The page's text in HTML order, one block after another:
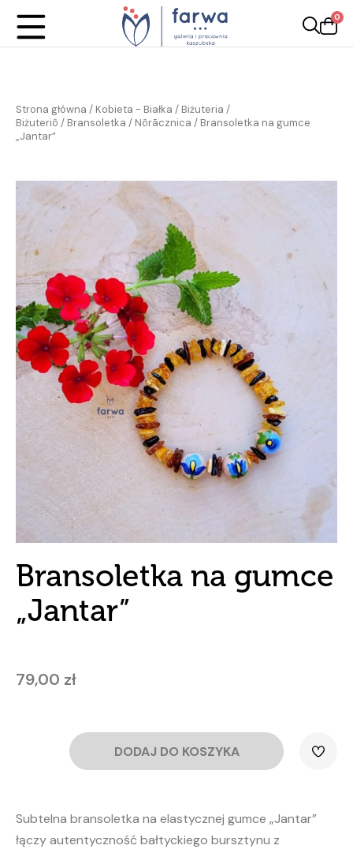
0
Strona główna / Kobieta - Białka / Biżuteria /
Biżuteriô / Bransoletka / Nôrãcznica / Bransoletka na gumce
„Jantar”
Bransoletka na gumce
„Jantar”
79,00 zł
DODAJ DO KOSZYKA
Subtelna bransoletka na elastycznej gumce „Jantar”
łączy autentyczność bałtyckiego bursztynu z